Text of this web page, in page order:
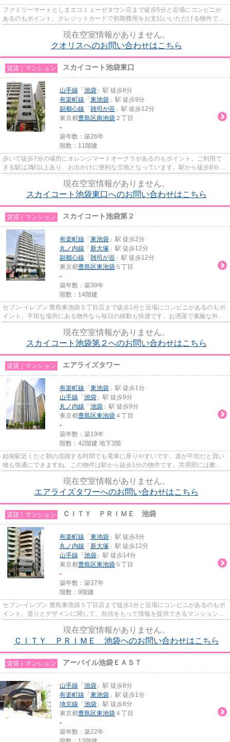
ファミリーマートとしまエコミューゼタウン店まで徒歩5分と近場にコンビニが
あるのもポイント。クレジットカードで初期費用をお支払いいただける物件で
現在空室情報がありません。
クオリスへのお問い合わせはこちら
賃貸｜マンション スカイコート池袋東口
山手線 「 池袋 」駅 徒歩8分
有楽町線 「 東池袋 」駅 徒歩9分
副都心線 「 雑司が谷 」駅 徒歩12分
東京都豊島区南池袋 ２丁目
-
築年数：築26年
階数：11階建
歩いて徒歩7分の場所にオレンジマートオークラがあるのもポイント。ご利用で
きる駅は3駅以上あり、お出かけに便利な立地となっています。駅から徒歩8分の
現在空室情報がありません。
スカイコート池袋東口へのお問い合わせはこちら
賃貸｜マンション スカイコート池袋第２
有楽町線 「 東池袋 」駅 徒歩2分
丸ノ内線 「 新大塚 」駅 徒歩12分
副都心線 「 雑司が谷 」駅 徒歩12分
東京都豊島区東池袋 ５丁目
-
築年数：築39年
階数：14階建
セブン-イレブン 豊島東池袋５丁目店まで徒歩1分と近場にコンビニがあるのもポ
イント。平坦な場所にある物件なら毎日の移動も快適です。お洒落で素敵な外観
現在空室情報がありません。
スカイコート池袋第２へのお問い合わせはこちら
賃貸｜マンション エアライズタワー
有楽町線 「 東池袋 」駅 徒歩1分
山手線 「 池袋 」駅 徒歩9分
丸ノ内線 「 池袋 」駅 徒歩9分
東京都豊島区東池袋 ４丁目
-
築年数：築19年
階数：42階建 地下3階
始発駅近くだと朝の混雑する時間でも電車に座りやすいです。道が平坦だと買い
物も快適にできますね。この物件は駅から徒歩1分の物件です。共用部には敷地
現在空室情報がありません。
エアライズタワーへのお問い合わせはこちら
賃貸｜マンション ＣＩＴＹ ＰＲＩＭＥ 池袋
有楽町線 「 東池袋 」駅 徒歩3分
丸ノ内線 「 新大塚 」駅 徒歩12分
山手線 「 池袋 」駅 徒歩14分
東京都豊島区東池袋 ５丁目
-
築年数：築37年
階数：9階建
セブン-イレブン 豊島東池袋５丁目店まで徒歩1分と近場にコンビニがあるのもポ
イント。造りとデザインに関して、自信をもって情報を提供できるマンションで
現在空室情報がありません。
ＣＩＴＹ ＰＲＩＭＥ 池袋へのお問い合わせはこちら
賃貸｜マンション アーバイル池袋ＥＡＳＴ
山手線 「 池袋 」駅 徒歩8分
有楽町線 「 東池袋 」駅 徒歩1分
埼京線 「 池袋 」駅 徒歩8分
東京都豊島区東池袋 ４丁目
-
築年数：築22年